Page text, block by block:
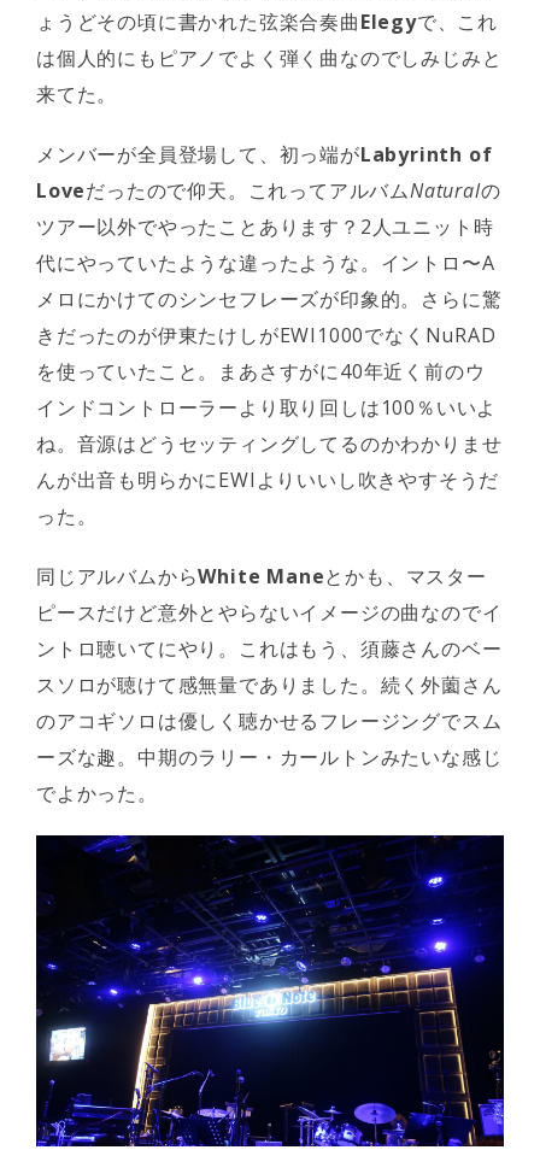
ょうどその頃に書かれた弦楽合奏曲Elegyで、これ
は個人的にもピアノでよく弾く曲なのでしみじみと
来てた。
メンバーが全員登場して、初っ端がLabyrinth of
Loveだったので仰天。これってアルバムNaturalの
ツアー以外でやったことあります？2人ユニット時
代にやっていたような違ったような。イントロ〜A
メロにかけてのシンセフレーズが印象的。さらに驚
きだったのが伊東たけしがEWI1000でなくNuRAD
を使っていたこと。まあさすがに40年近く前のウ
インドコントローラーより取り回しは100％いいよ
ね。音源はどうセッティングしてるのかわかりませ
んが出音も明らかにEWIよりいいし吹きやすそうだ
った。
同じアルバムからWhite Maneとかも、マスター
ピースだけど意外とやらないイメージの曲なのでイ
ントロ聴いてにやり。これはもう、須藤さんのベー
スソロが聴けて感無量でありました。続く外薗さん
のアコギソロは優しく聴かせるフレージングでスム
ーズな趣。中期のラリー・カールトンみたいな感じ
でよかった。